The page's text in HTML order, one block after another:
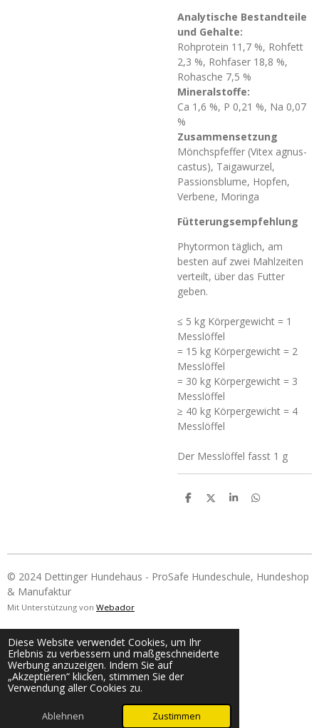
Diese Website verwendet Cookies, um Ihr
Erlebnis zu verbessern und maßgeschneiderte
Werbung anzuzeigen. Indem Sie auf
„Akzeptieren“ klicken, stimmen Sie der
Verwendung aller Cookies zu.
Ablehnen Zustimmen
Analytische Bestandteile
und Gehalte:
Rohprotein 11,7 %, Rohfett
2,3 %, Rohfaser 18,8 %,
Rohasche 7,5 %
Mineralstoffe:
Ca 1,6 %, P 0,21 %, Na 0,07
%
Zusammensetzung
Mönchspfeffer (Vitex agnus-
castus), Taigawurzel,
Passionsblume, Hopfen,
Verbene, Moringa
Fütterungsempfehlung
Phytormon täglich, am
besten auf zwei Mahlzeiten
verteilt, über das Futter
geben.
≤ 5 kg Körpergewicht = 1
Messlöffel
= 15 kg Körpergewicht = 2
Messlöffel
= 30 kg Körpergewicht = 3
Messlöffel
≥ 40 kg Körpergewicht = 4
Messlöffel
Der Messlöffel fasst 1 g
T
n
T
n
T
n
T
n
© 2024 Dettinger Hundehaus - ProSafe Hundeschule, Hundeshop
& Manufaktur
Mit Unterstützung von Webador